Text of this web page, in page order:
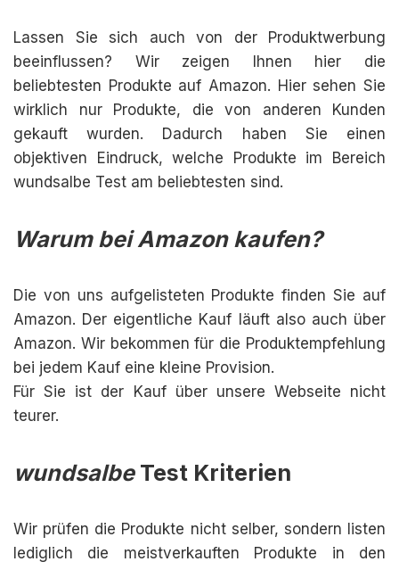
Lassen Sie sich auch von der Produktwerbung
beeinflussen? Wir zeigen Ihnen hier die
beliebtesten Produkte auf Amazon. Hier sehen Sie
wirklich nur Produkte, die von anderen Kunden
gekauft wurden. Dadurch haben Sie einen
objektiven Eindruck, welche Produkte im Bereich
wundsalbe Test am beliebtesten sind.
Warum bei Amazon kaufen?
Die von uns aufgelisteten Produkte finden Sie auf
Amazon. Der eigentliche Kauf läuft also auch über
Amazon. Wir bekommen für die Produktempfehlung
bei jedem Kauf eine kleine Provision.
Für Sie ist der Kauf über unsere Webseite nicht
teurer.
wundsalbeTest Kriterien
Wir prüfen die Produkte nicht selber, sondern listen
lediglich die meistverkauften Produkte in den